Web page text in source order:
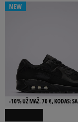
NEW
-10% UŽ MAŽ. 70 €, KODAS: